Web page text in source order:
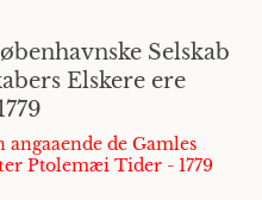
Selskab
Elskere ere
angaaende de Gamles
Ptolemæi Tider - 1779